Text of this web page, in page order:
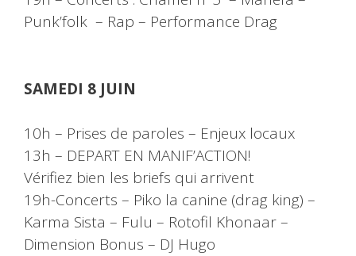
Punk’folk – Rap – Performance Drag
SAMEDI 8 JUIN
10h – Prises de paroles – Enjeux locaux
13h – DEPART EN MANIF’ACTION!
Vérifiez bien les briefs qui arrivent
19h-Concerts – Piko la canine (drag king) –
Karma Sista – Fulu – Rotofil Khonaar –
Dimension Bonus – DJ Hugo